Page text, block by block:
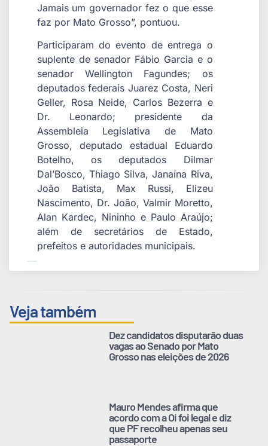
Jamais um governador fez o que esse
faz por Mato Grosso”, pontuou.
Participaram do evento de entrega o
suplente de senador Fábio Garcia e o
senador Wellington Fagundes; os
deputados federais Juarez Costa, Neri
Geller, Rosa Neide, Carlos Bezerra e
Dr. Leonardo; presidente da
Assembleia Legislativa de Mato
Grosso, deputado estadual Eduardo
Botelho, os deputados Dilmar
Dal’Bosco, Thiago Silva, Janaína Riva,
João Batista, Max Russi, Elizeu
Nascimento, Dr. João, Valmir Moretto,
Alan Kardec, Nininho e Paulo Araújo;
além de secretários de Estado,
prefeitos e autoridades municipais.
Veja também
Dez candidatos disputarão duas
vagas ao Senado por Mato
Grosso nas eleições de 2026
Mauro Mendes afirma que
acordo com a Oi foi legal e diz
que PF recolheu apenas seu
passaporte